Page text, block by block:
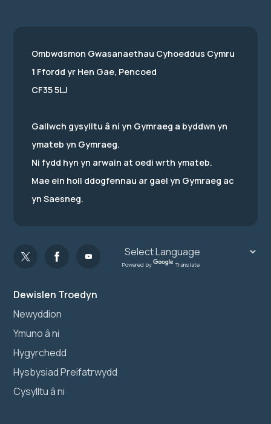
Dewislen Troedyn
Newyddion
Ymuno â ni
Hygyrchedd
Hysbysiad Preifatrwydd
Cysylltu â ni
Ombwdsmon Gwasanaethau Cyhoeddus Cymru
1 Ffordd yr Hen Gae, Pencoed
CF35 5LJ
Gallwch gysylltu â ni yn Gymraeg a byddwn yn
ymateb yn Gymraeg.
Ni fydd hyn yn arwain at oedi wrth ymateb.
Mae ein holl ddogfennau ar gael yn Gymraeg ac
yn Saesneg.
Powered by Translate